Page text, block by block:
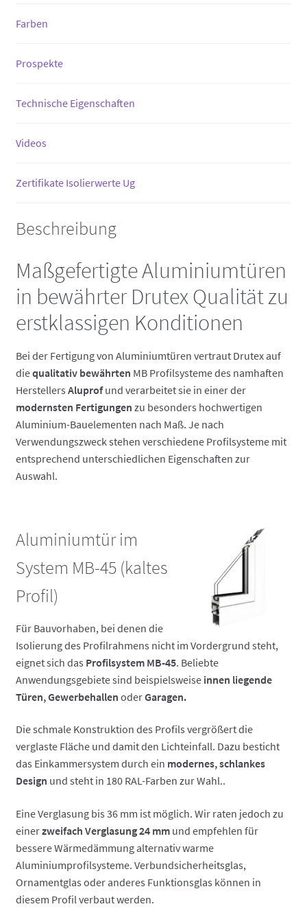
Farben
Prospekte
Technische Eigenschaften
Videos
Zertifikate Isolierwerte Ug
Beschreibung
Maßgefertigte Aluminiumtüren
in bewährter Drutex Qualität zu
erstklassigen Konditionen
Bei der Fertigung von Aluminiumtüren vertraut Drutex auf
diequalitativ bewährten MB Profilsysteme des namhaften
Herstellers Aluprofund verarbeitet sie in einer der
modernsten Fertigungen zu besonders hochwertigen
Aluminium-Bauelementen nach Maß. Je nach
Verwendungszweck stehen verschiedene Profilsysteme mit
entsprechend unterschiedlichen Eigenschaften zur
Auswahl.
Aluminiumtür im
System MB-45 (kaltes
Profil)
Für Bauvorhaben, bei denen die
Isolierung des Profilrahmens nicht im Vordergrund steht,
eignet sich das Profilsystem MB-45. Beliebte
Anwendungsgebiete sind beispielsweise innen liegende
Türen, Gewerbehallen oderGaragen.
Die schmale Konstruktion des Profils vergrößert die
verglaste Fläche und damit den Lichteinfall. Dazu besticht
das Einkammersystem durch ein modernes, schlankes
Design und steht in 180 RAL-Farben zur Wahl..
Eine Verglasung bis 36 mm ist möglich. Wir raten jedoch zu
einerzweifach Verglasung 24 mmund empfehlen für
bessere Wärmedämmung alternativ warme
Aluminiumprofilsysteme. Verbundsicherheitsglas,
Ornamentglas oder anderes Funktionsglas können in
diesem Profil verbaut werden.